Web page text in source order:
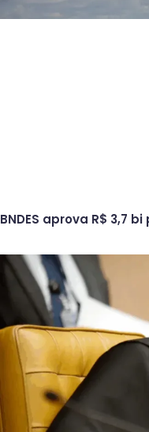
BNDES aprova R$ 3,7